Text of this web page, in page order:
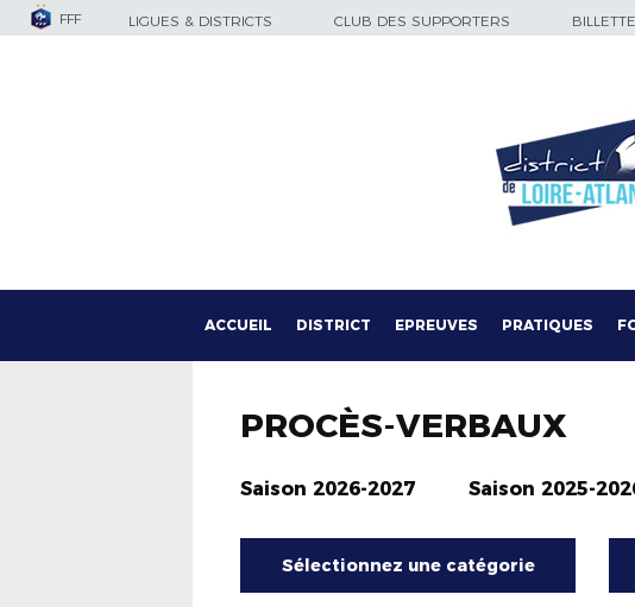
FFF LIGUES & DISTRICTS CLUB DES SUPPORTERS
ACCUEIL DISTRICT EPREUVES PRATIQUES
PROCÈS-VERBAUX
Saison 2026-2027 Saison 2025-
Sélectionnez une catégorie